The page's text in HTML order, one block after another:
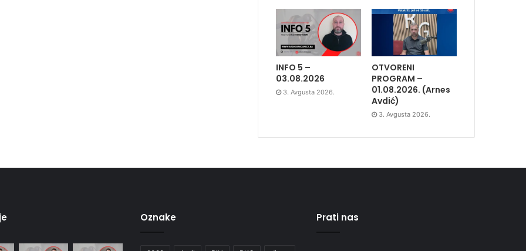
INFO 5 –
03.08.2026
3. Avgusta 2026.
OTVORENI
PROGRAM –
01.08.2026. (Arnes
Avdić)
3. Avgusta 2026.
Oznake Prati nas